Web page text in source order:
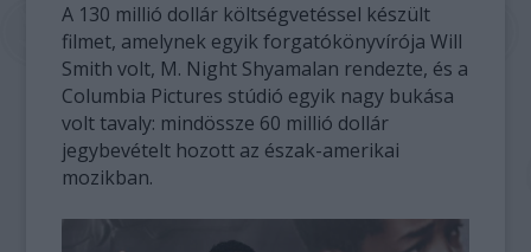
A 130 millió dollár költségvetéssel készült
filmet, amelynek egyik forgatókönyvírója Will
Smith volt, M. Night Shyamalan rendezte, és a
Columbia Pictures stúdió egyik nagy bukása
volt tavaly: mindössze 60 millió dollár
jegybevételt hozott az észak-amerikai
mozikban.